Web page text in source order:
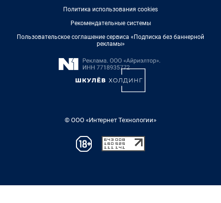
Политика использования cookies
Рекомендательные системы
Пользовательское соглашение сервиса «Подписка без баннерной
рекламы»
© ООО «Интернет Технологии»